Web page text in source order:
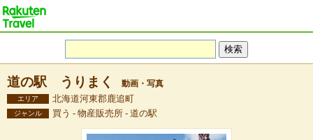
道の駅 うりまく 動画・写真
エリア 北海道河東郡鹿追町
ジャンル 買う - 物産販売所 - 道の駅